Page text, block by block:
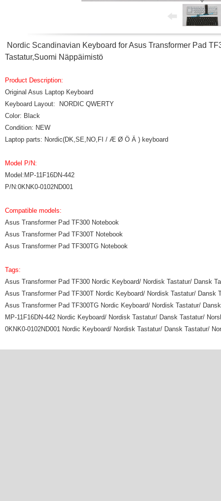
Nordic Scandinavian Keyboard for Asus Transformer Pad
Tastatur,Suomi Näppäimistö
Product Description:
Original Asus Laptop Keyboard
Keyboard Layout: NORDIC QWERTY
Color: Black
Condition: NEW
Laptop parts: Nordic(DK,SE,NO,FI / Æ Ø Ö Ä ) keyboard
Model P/N:
Model:MP-11F16DN-442
P/N:0KNK0-0102ND001
Compatible models:
Asus Transformer Pad TF300 Notebook
Asus Transformer Pad TF300T Notebook
Asus Transformer Pad TF300TG Notebook
Tags:
Asus Transformer Pad TF300 Nordic Keyboard/ Nordisk Tastatur/ Dansk
Asus Transformer Pad TF300T Nordic Keyboard/ Nordisk Tastatur/
Asus Transformer Pad TF300TG Nordic Keyboard/ Nordisk Tastatur/
MP-11F16DN-442 Nordic Keyboard/ Nordisk Tastatur/ Dansk Tastatur/
0KNK0-0102ND001 Nordic Keyboard/ Nordisk Tastatur/ Dansk Tastatur/